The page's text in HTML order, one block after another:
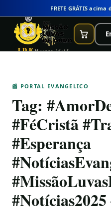
FRETE GRÁTIS acima
IDEMarcos 16:15
📰 PORTAL EVANGELICO
Tag:
#FéCristã
#Esperança